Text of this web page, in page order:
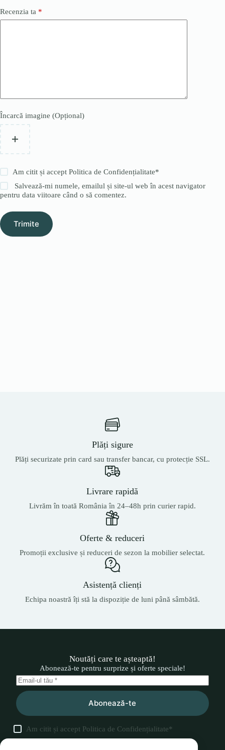
Recenzia ta *
Încarcă imagine (Opțional)
Am citit și acceptPolitica de Confidențialitate*
Salvează-mi numele, emailul și site-ul web în acest navigator
pentru data viitoare când o să comentez.
Trimite
Plăți sigure
Plăți securizate prin card sau transfer bancar, cu protecție SSL.
Livrare rapidă
Livrăm în toată România în 24–48h prin curier rapid.
Oferte & reduceri
Promoții exclusive și reduceri de sezon la mobilier selectat.
Asistență clienți
Echipa noastră îți stă la dispoziție de luni până sâmbătă.
Noutăți care te așteaptă!
Abonează-te pentru surprize și oferte speciale!
Abonează-te
Am citit și accept Politica de Confidențialitate*